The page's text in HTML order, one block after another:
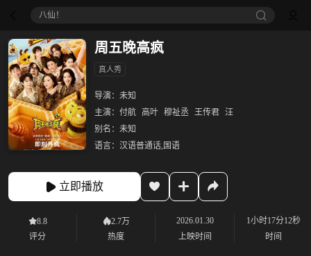
八仙！
周五晚高疯
真人秀
导演： 未知
主演： 付航 高叶 穆祉丞 王传君 汪
别名： 未知
语言： 汉语普通话,国语
立即播放
8.8
评分
2.7万
热度
2026.01.30
上映时间
1小时17分12秒
时间